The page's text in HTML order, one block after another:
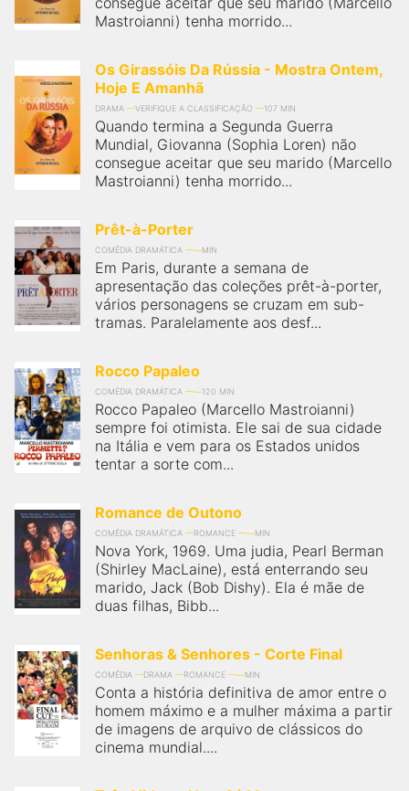
Mastroianni) tenha morrido...
Os Girassóis Da Rússia - Mostra Ontem,
Hoje E Amanhã
DRAMA VERIFIQUE A CLASSIFICAÇÃO 107 MIN
Quando termina a Segunda Guerra
Mundial, Giovanna (Sophia Loren) não
consegue aceitar que seu marido (Marcello
Mastroianni) tenha morrido...
Prêt-à-Porter
COMÉDIA DRAMÁTICA MIN
Em Paris, durante a semana de
apresentação das coleções prêt-à-porter,
vários personagens se cruzam em sub-
tramas. Paralelamente aos desf...
Rocco Papaleo
COMÉDIA DRAMÁTICA 120 MIN
Rocco Papaleo (Marcello Mastroianni)
sempre foi otimista. Ele sai de sua cidade
na Itália e vem para os Estados unidos
tentar a sorte com...
Romance de Outono
COMÉDIA DRAMÁTICA ROMANCE MIN
Nova York, 1969. Uma judia, Pearl Berman
(Shirley MacLaine), está enterrando seu
marido, Jack (Bob Dishy). Ela é mãe de
duas filhas, Bibb...
Senhoras & Senhores - Corte Final
COMÉDIA DRAMA ROMANCE MIN
Conta a história definitiva de amor entre o
homem máximo e a mulher máxima a partir
de imagens de arquivo de clássicos do
cinema mundial....